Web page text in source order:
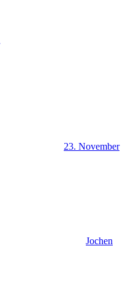
23. November
Jochen